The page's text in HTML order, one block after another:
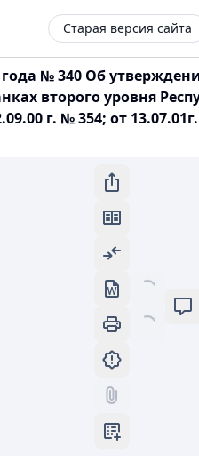
Старая версия сайта
№ 340 Об
второго уровня
г. № 354; от 13.07.01г.